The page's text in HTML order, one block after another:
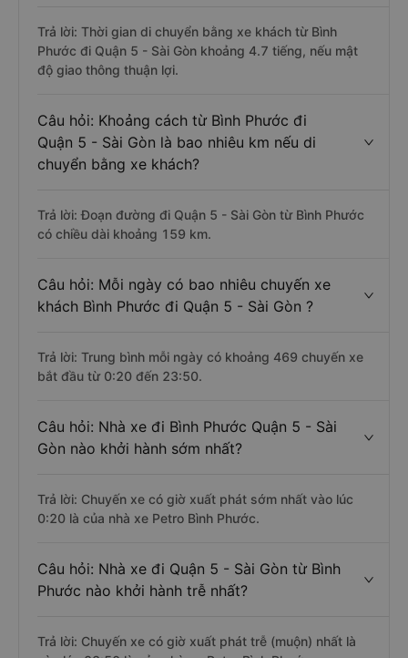
Trả lời: Thời gian di chuyển bằng xe khách từ Bình
Phước đi Quận 5 - Sài Gòn khoảng 4.7 tiếng, nếu mật
độ giao thông thuận lợi.
Câu hỏi: Khoảng cách từ Bình Phước đi
Quận 5 - Sài Gòn là bao nhiêu km nếu di
chuyển bằng xe khách?
Trả lời: Đoạn đường đi Quận 5 - Sài Gòn từ Bình Phước
có chiều dài khoảng 159 km.
Câu hỏi: Mỗi ngày có bao nhiêu chuyến xe
khách Bình Phước đi Quận 5 - Sài Gòn ?
Trả lời: Trung bình mỗi ngày có khoảng 469 chuyến xe
bắt đầu từ 0:20 đến 23:50.
Câu hỏi: Nhà xe đi Bình Phước Quận 5 - Sài
Gòn nào khởi hành sớm nhất?
Trả lời: Chuyến xe có giờ xuất phát sớm nhất vào lúc
0:20 là của nhà xe Petro Bình Phước.
Câu hỏi: Nhà xe đi Quận 5 - Sài Gòn từ Bình
Phước nào khởi hành trễ nhất?
Trả lời: Chuyến xe có giờ xuất phát trễ (muộn) nhất là